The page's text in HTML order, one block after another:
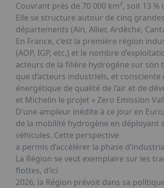
Couvrant près de 70 000 km², soit 13
Elle se structure autour de cinq
départements (Ain, Allier, Ardèche,
En France, c’est la première région
(AOP, IGP, etc.) et le nombre
acteurs de la filière hydrogène sur
que d’acteurs industriels, et
énergétique de qualité de l’air et de
et Michelin le projet « Zero Emission
D’une ampleur inédite à ce jour en
de la mobilité hydrogène en déployant
véhicules. Cette perspective
a permis d’accélérer la phase
La Région se veut exemplaire sur les
flottes, d’ici
2026, la Région prévoit dans sa